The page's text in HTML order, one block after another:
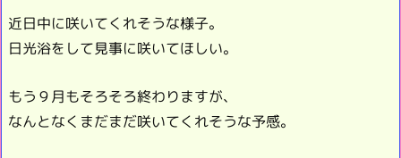
近日中に咲いてくれそうな様子。
日光浴をして見事に咲いてほしい。
もう９月もそろそろ終わりますが、
なんとなくまだまだ咲いてくれそうな予感。